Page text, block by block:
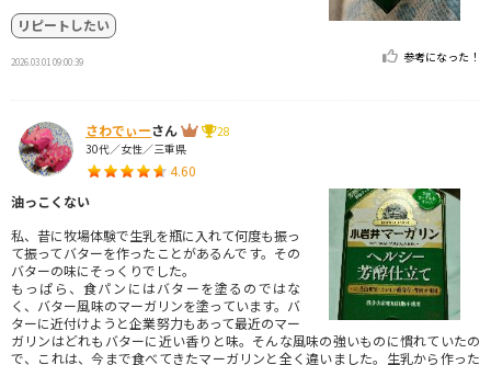
リピートしたい
2026.03.01 09:00:39 参考になった！
さわでぃーさん
28
30代／女性／三重県
4.60
油っこくない
私、昔に牧場体験で生乳を瓶に入れて何度も振っ
て振ってバターを作ったことがあるんです。その
バターの味にそっくりでした。
もっぱら、食パンにはバターを塗るのではな
く、バター風味のマーガリンを塗っています。バ
ターに近付けようと企業努力もあって最近のマー
ガリンはどれもバターに近い香りと味。そんな風味の強いものに慣れていたの
で、これは、今まで食べてきたマーガリンと全く違いました。生乳から作った